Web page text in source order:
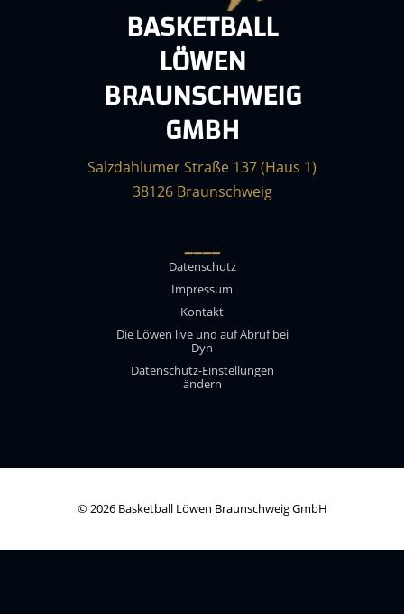
BASKETBALL
LÖWEN
BRAUNSCHWEIG
GMBH
Salzdahlumer Straße 137 (Haus 1)
38126 Braunschweig
____
Datenschutz
Impressum
Kontakt
Die Löwen live und auf Abruf bei
Dyn
Datenschutz-Einstellungen
ändern
© 2026 Basketball Löwen Braunschweig GmbH